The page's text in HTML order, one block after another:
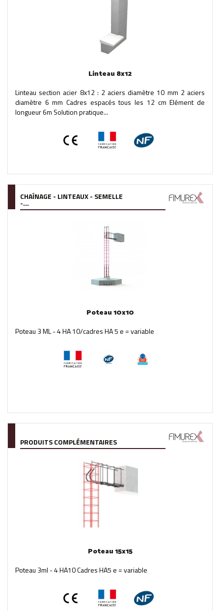
Linteau 8x12
Linteau section acier 8x12 : 2 aciers diamètre 10 mm 2 aciers
diamètre 6 mm Cadres espacés tous les 12 cm Elément de
longueur 6m Solution pratique...
CHAÎNAGE - LINTEAUX - SEMELLE
-...
Poteau 10x10
Poteau 3 ML - 4 HA 10/cadres HA 5 e = variable
PRODUITS COMPLÉMENTAIRES
Poteau 15x15
Poteau 3ml - 4 HA10 Cadres HA5 e = variable